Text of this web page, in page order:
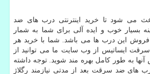
می شود تا خرید اینترنتی درب های ضد
بسیار خوب و ایده آلی برای شما به شمار
فروش این درب ها می باشد. شما با خرید هر
ایساتیس از وب سایت ما می توانید از
به طور کامل بهره مند شوید. توجه داشته
های ضد سرقت بعد از مدتی نیازمند رگلاژ